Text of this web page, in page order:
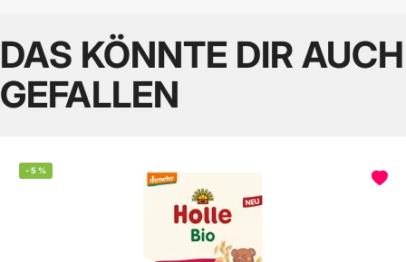
DAS KÖNNTE DIR AUCH
GEFALLEN
-5 %